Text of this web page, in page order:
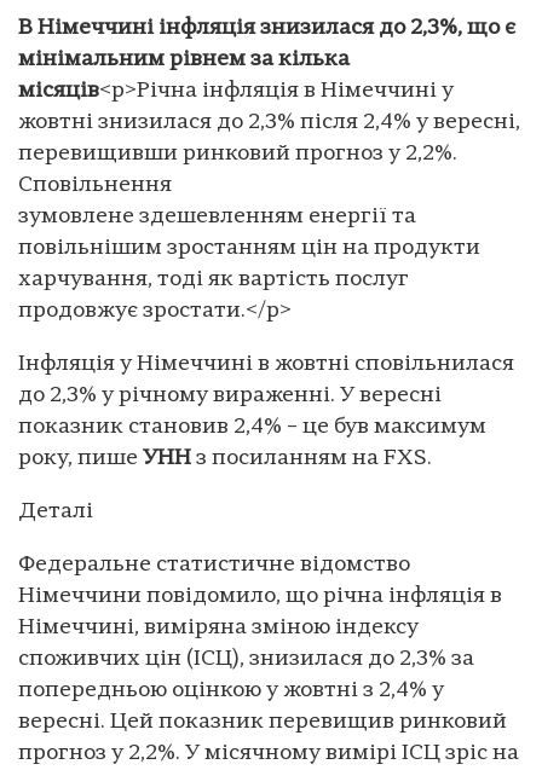
В Німеччині інфляція знизилася до 2,3%, що є
мінімальним рівнем за кілька
місяців<p>Річна інфляція в Німеччині у
жовтні знизилася до 2,3% після 2,4% у вересні,
перевищивши ринковий прогноз у 2,2%.
Сповільнення
зумовлене здешевленням енергії та
повільнішим зростанням цін на продукти
харчування, тоді як вартість послуг
продовжує зростати.</p>
Інфляція у Німеччині в жовтні сповільнилася
до 2,3% у річному вираженні. У вересні
показник становив 2,4% – це був максимум
року, пише УНН з посиланням на FXS.
Деталі
Федеральне статистичне відомство
Німеччини повідомило, що річна інфляція в
Німеччині, виміряна зміною індексу
споживчих цін (ІСЦ), знизилася до 2,3% за
попередньою оцінкою у жовтні з 2,4% у
вересні. Цей показник перевищив ринковий
прогноз у 2,2%. У місячному вимірі ІСЦ зріс на